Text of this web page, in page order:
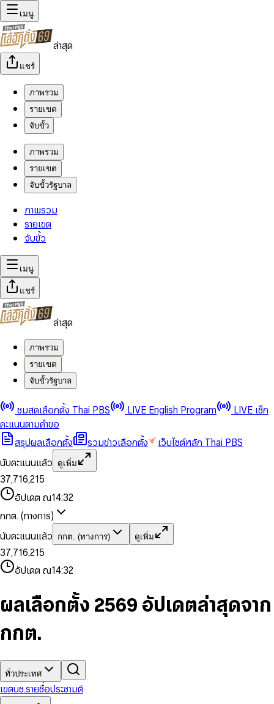
เมนู
ล่าสุด
แชร์
ภาพรวม
รายเขต
จับขั้ว
ภาพรวม
รายเขต
จับขั้วรัฐบาล
ภาพรวม
รายเขต
จับขั้ว
เมนู
แชร์
ล่าสุด
ภาพรวม
รายเขต
จับขั้วรัฐบาล
ชมสดเลือกตั้ง Thai PBS LIVE English Program
LIVE เช็ก
คะแนนตามคำขอ
สรุปผลเลือกตั้ง
รวมข่าวเลือกตั้ง
เว็บไซต์หลัก Thai PBS
นับคะแนนแล้ว
ดูเพิ่ม
0
1
2
3
4
5
6
8
9
0
1
2
3
4
5
6
7
8
9
,
0
1
2
4
6
7
8
9
0
1
2
3
4
5
6
7
8
9
0
1
3
5
6
7
8
9
,
1
2
4
5
7
8
9
0
1
3
4
6
7
8
9
0
2
3
4
5
7
8
อัปเดต ณ14:32
กกต. (ทางการ)
นับคะแนนแล้ว
กกต. (ทางการ) ดูเพิ่ม
0
1
2
3
4
5
7
8
0
1
2
4
5
6
7
8
9
,
0
1
2
4
6
7
8
9
0
1
2
3
5
6
8
9
0
1
3
5
6
7
8
,
1
2
4
6
7
9
0
1
3
5
6
8
9
0
2
3
4
5
7
9
อัปเดต ณ14:32
ผลเลือกตั้ง 2569 อัปเดตล่าสุดจาก
กกต.
ทั่วประเทศ
เขตบช.รายชื่อประชามติ